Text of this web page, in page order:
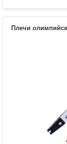
Плечи